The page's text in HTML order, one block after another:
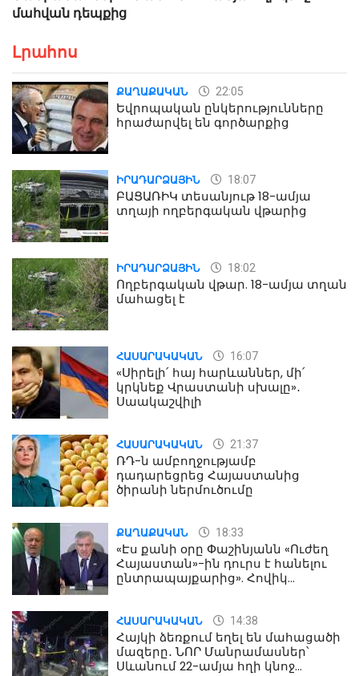
մահվան դեպքից
Լրահոս
ՔԱՂԱՔԱԿԱՆ 22:05
Եվրոպական ընկերությունները
հրաժարվել են գործարքից
ԻՐԱԴԱՐՁԱՅԻՆ 18:07
ԲԱՑԱՌԻԿ տեսանյութ 18-ամյա
տղայի ողբերգական վթարից
ԻՐԱԴԱՐՁԱՅԻՆ 18:02
Ողբերգական վթար. 18-ամյա տղան
մահացել է
ՀԱՍԱՐԱԿԱԿԱՆ 16:07
«Սիրելի՛ հայ հարևաններ, մի՛
կրկնեք Վրաստանի սխալը»․
Սաակաշվիլի
ՀԱՍԱՐԱԿԱԿԱՆ 21:37
ՌԴ-ն ամբողջությամբ
դադարեցրեց Հայաստանից
ծիրանի ներմուծումը
ՔԱՂԱՔԱԿԱՆ 18:33
«Էս քանի օրը Փաշինյանն «Ուժեղ
Հայաստան»-ին դուրս է հանելու
ընտրապայքարից». Հովիկ
ՀԱՍԱՐԱԿԱԿԱՆ 14:38
Հայկի ձեռքում եղել են մահացածի
մազերը․ ՆՈՐ Մանրամասներ՝
Սևանում 22-ամյա հղի կնոջ